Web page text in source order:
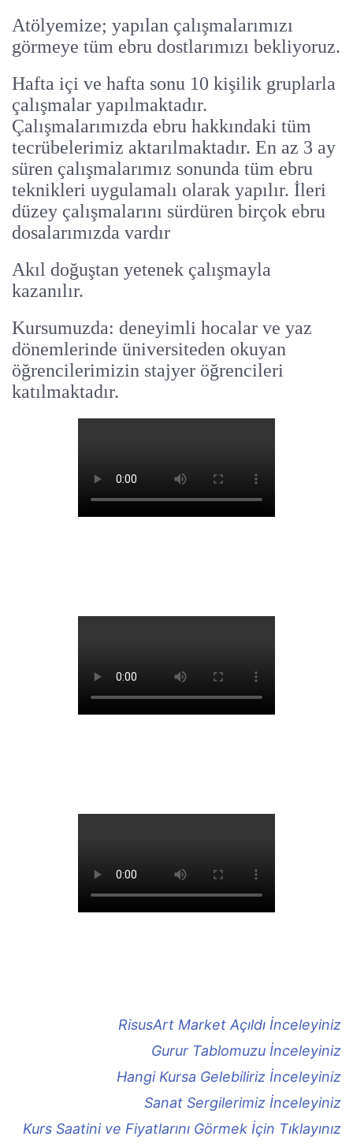
Atölyemize; yapılan çalışmalarımızı
görmeye tüm ebru dostlarımızı bekliyoruz.
Hafta içi ve hafta sonu 10 kişilik gruplarla
çalışmalar yapılmaktadır.
Çalışmalarımızda ebru hakkındaki tüm
tecrübelerimiz aktarılmaktadır. En az 3 ay
süren çalışmalarımız sonunda tüm ebru
teknikleri uygulamalı olarak yapılır. İleri
düzey çalışmalarını sürdüren birçok ebru
dosalarımızda vardır
Akıl doğuştan yetenek çalışmayla
kazanılır.
Kursumuzda: deneyimli hocalar ve yaz
dönemlerinde üniversiteden okuyan
öğrencilerimizin stajyer öğrencileri
katılmaktadır.
RisusArt Market Açıldı İnceleyiniz
Gurur Tablomuzu İnceleyiniz
Hangi Kursa Gelebiliriz İnceleyiniz
Sanat Sergilerimiz İnceleyiniz
Kurs Saatini ve Fiyatlarını Görmek İçin Tıklayınız